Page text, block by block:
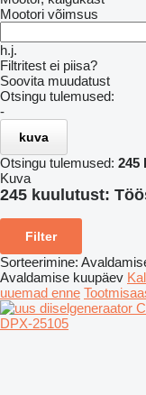
Mootori võimsus
h.j.
Filtritest ei piisa?
Soovita muudatust
Otsingu tulemused:
-
kuva
Otsingu tulemused: 245
Kuva
245 kuulutust:
Filter
Sorteerimine:
Avaldamise kuupäev
uuemad enne